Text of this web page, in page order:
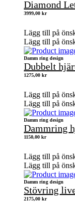
Diamond
3999,00 kr
Lägg till på
Lägg till på
Damm ring design
Dubbelt
1275,00 kr
Lägg till på
Lägg till på
Damm ring design
Dammring
1150,00 kr
Lägg till på
Lägg till på
Damm ring design
Stövring
2175,00 kr